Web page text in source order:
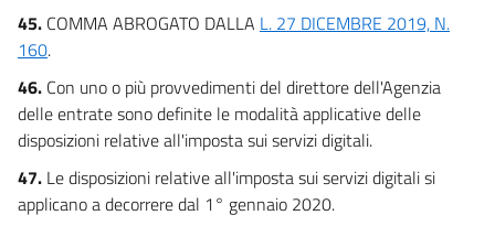
45. COMMA ABROGATO DALLA L. 27 DICEMBRE 2019, N.
160.
46. Con uno o più provvedimenti del direttore dell'Agenzia
delle entrate sono definite le modalità applicative delle
disposizioni relative all'imposta sui servizi digitali.
47. Le disposizioni relative all'imposta sui servizi digitali si
applicano a decorrere dal 1° gennaio 2020.